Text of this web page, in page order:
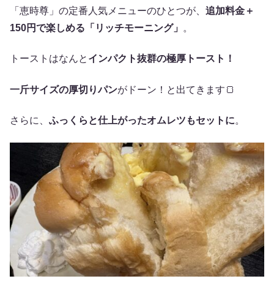
「恵時尊」の定番人気メニューのひとつが、 追加料金＋
150円で楽しめる「リッチモーニング」 。
トーストはなんと インパクト抜群の極厚トースト！
一斤サイズの厚切りパンがドーン！と出てきます🍞
さらに、 ふっくらと仕上がったオムレツもセットに。